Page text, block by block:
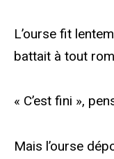
L’ourse fit
battait à tout
« C’est fini »,
Mais l’ourse